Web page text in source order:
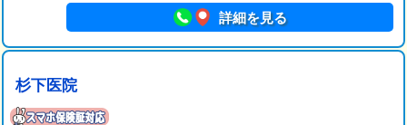
詳細を見る
杉下医院